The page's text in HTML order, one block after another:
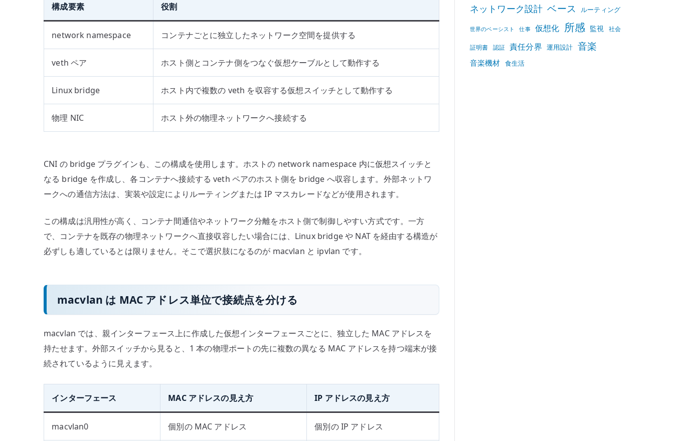
構成要素 役割
network namespace コンテナごとに独立したネットワーク空間を提供する
veth ペア ホスト側とコンテナ側をつなぐ仮想ケーブルとして動作する
Linux bridge ホスト内で複数の veth を収容する仮想スイッチとして動作する
物理 NIC ホスト外の物理ネットワークへ接続する
CNI の bridge プラグインも、この構成を使用します。ホストの network namespace 内に仮想スイッチと
なる bridge を作成し、各コンテナへ接続する veth ペアのホスト側を bridge へ収容します。外部ネットワ
ークへの通信方法は、実装や設定によりルーティングまたは IP マスカレードなどが使用されます。
この構成は汎用性が高く、コンテナ間通信やネットワーク分離をホスト側で制御しやすい方式です。一方
で、コンテナを既存の物理ネットワークへ直接収容したい場合には、Linux bridge や NAT を経由する構造が
必ずしも適しているとは限りません。そこで選択肢になるのが macvlan と ipvlan です。
macvlan は MAC アドレス単位で接続点を分ける
macvlan では、親インターフェース上に作成した仮想インターフェースごとに、独立した MAC アドレスを
持たせます。外部スイッチから見ると、1 本の物理ポートの先に複数の異なる MAC アドレスを持つ端末が接
続されているように見えます。
インターフェース MAC アドレスの見え方 IP アドレスの見え方
macvlan0 個別の MAC アドレス 個別の IP アドレス
ネットワーク設計 ベース ルーティング
世界のベーシスト 仕事 仮想化 所感 監視 社会
証明書 認証 責任分界 運用設計 音楽
音楽機材 食生活